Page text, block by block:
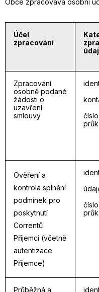
Obce zpracovává osobní
Účel
zpracování
Zpracování
osobně podané
žádosti o
uzavření
smlouvy
Ověření a
kontrola splnění
podmínek pro
poskytnutí
Correntů
Příjemci (včetně
autentizace
Příjemce)
Průběžná a